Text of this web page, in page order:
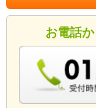
お電話